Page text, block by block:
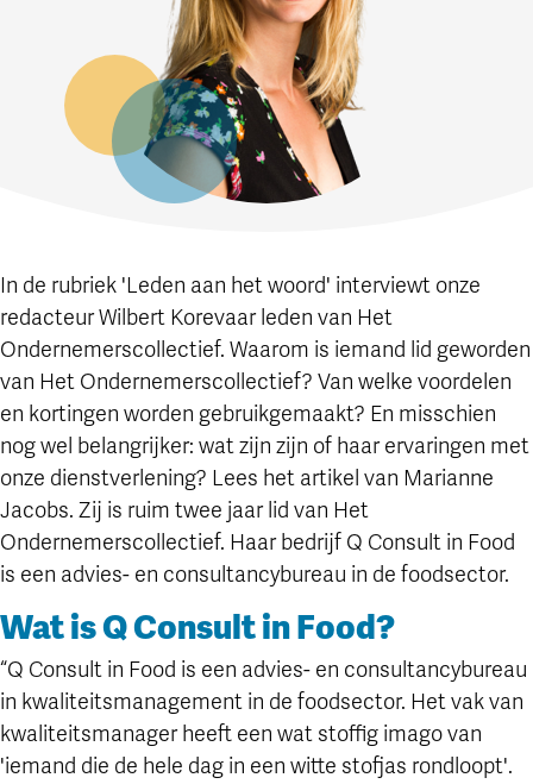
In de rubriek 'Leden aan het woord' interviewt onze
redacteur Wilbert Korevaar leden van Het
Ondernemerscollectief. Waarom is iemand lid geworden
van Het Ondernemerscollectief? Van welke voordelen
en kortingen worden gebruikgemaakt? En misschien
nog wel belangrijker: wat zijn zijn of haar ervaringen met
onze dienstverlening? Lees het artikel van Marianne
Jacobs. Zij is ruim twee jaar lid van Het
Ondernemerscollectief. Haar bedrijf Q Consult in Food
is een advies- en consultancybureau in de foodsector.
Wat is Q Consult in Food?
“Q Consult in Food is een advies- en consultancybureau
in kwaliteitsmanagement in de foodsector. Het vak van
kwaliteitsmanager heeft een wat stoffig imago van
'iemand die de hele dag in een witte stofjas rondloopt'.